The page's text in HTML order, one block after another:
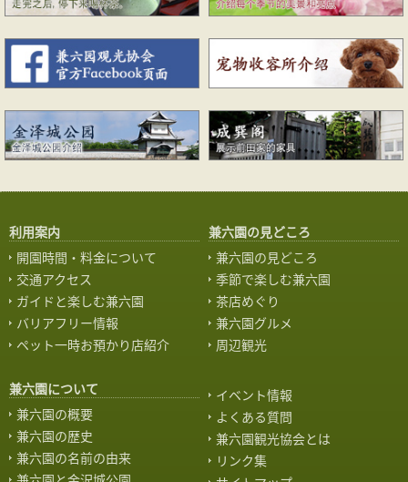
利用案内
開園時間・料金について
交通アクセス
ガイドと楽しむ兼六園
バリアフリー情報
ペット一時お預かり店紹介
兼六園の見どころ
兼六園の見どころ
季節で楽しむ兼六園
茶店めぐり
兼六園グルメ
周辺観光
兼六園について
兼六園の概要
兼六園の歴史
兼六園の名前の由来
イベント情報
よくある質問
兼六園観光協会とは
リンク集